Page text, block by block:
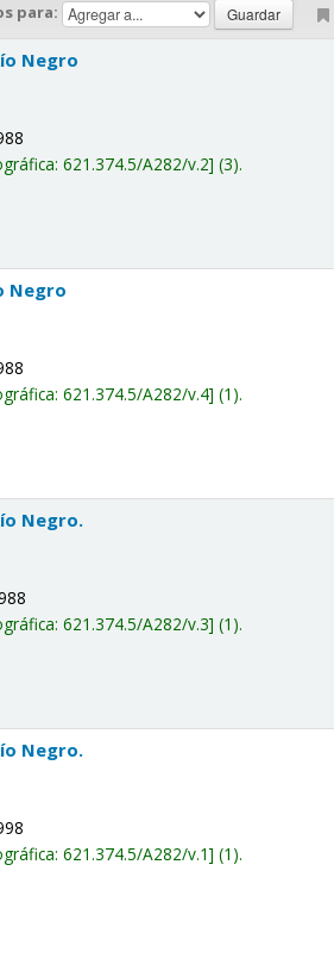
para:
Negro
621.374.5/A282/v.2 (3).
Negro
621.374.5/A282/v.4 (1).
Negro.
621.374.5/A282/v.3 (1).
Negro.
621.374.5/A282/v.1 (1).